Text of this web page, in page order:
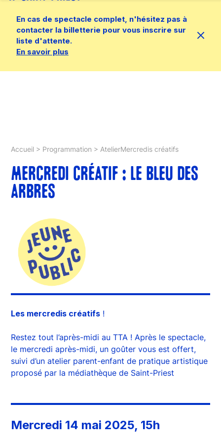
En cas de spectacle complet, n'hésitez pas à
contacter la billetterie pour vous inscrire sur
liste d'attente.
En savoir plus
Accueil > Programmation > AtelierMercredis créatifs
MERCREDI CRÉATIF : LE BLEU DES
ARBRES
Les mercredis créatifs !
Restez tout l’après-midi au TTA ! Après le spectacle,
le mercredi après-midi, un goûter vous est offert,
suivi d’un atelier parent-enfant de pratique artistique
proposé par la médiathèque de Saint-Priest
Mercredi 14 mai 2025, 15h